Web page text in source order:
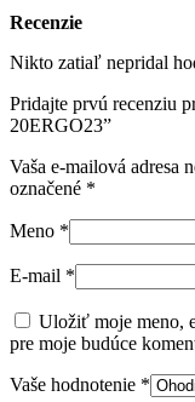
Recenzie
Nikto zatiaľ nepridal
Pridajte prvú recenziu
20ERGO23”
Vaša e-mailová adresa
označené *
Meno *
E-mail *
Uložiť moje meno,
pre moje budúce
Vaše hodnotenie *